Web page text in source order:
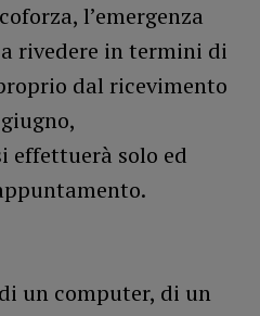
l’emergenza
rivedere in termini di
dal ricevimento
effettuerà solo ed
un computer, di un